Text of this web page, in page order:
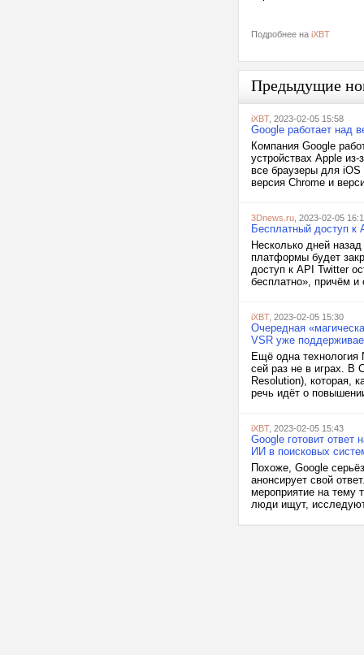
Подробнее на iXBT
Предыдущие
iXBT, 2023-02-05 15:58
Google работает над
Компания Google
устройствах Apple
все браузеры для
версия Chrome и
3Dnews.ru , 2023-02-05
Бесплатный доступ к
Несколько дней
платформы будет
доступ к API Twitter
бесплатно», причём и
iXBT, 2023-02-05 15:30
Очередная
VSR уже
Ещё одна технология
сей раз не в играх. В
Resolution), которая,
речь идёт о
iXBT, 2023-02-05 15:43
Google готовит
ИИ в поисковых
Похоже, Google
анонсирует свой
мероприятие на тему
люди ищут,